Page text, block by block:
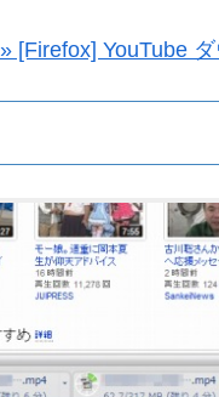
[Firefox] YouTube